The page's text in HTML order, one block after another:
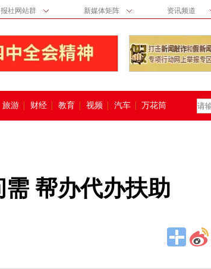
社网站群 新媒体矩阵 资讯频道
旅游 财经 教育 视频 汽车 万花筒
帮办代办扶助